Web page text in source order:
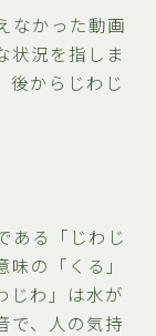
なかった動画
状況を指しま
後からじわじ
ある「じわじ
の「くる」
じわ」は水が
で、人の気持